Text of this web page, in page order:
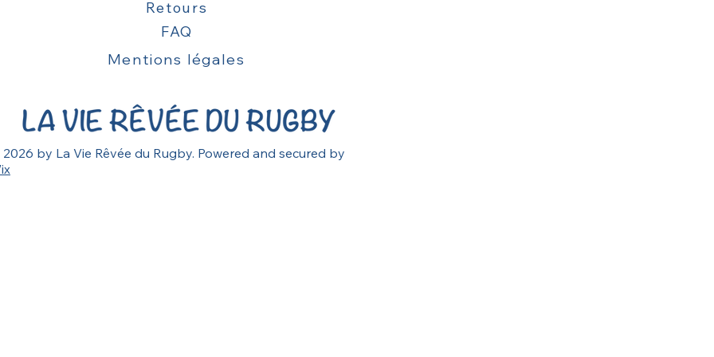
Retours
FAQ
Mentions légales
by La Vie Rêvée du Rugby. Powered and secured by